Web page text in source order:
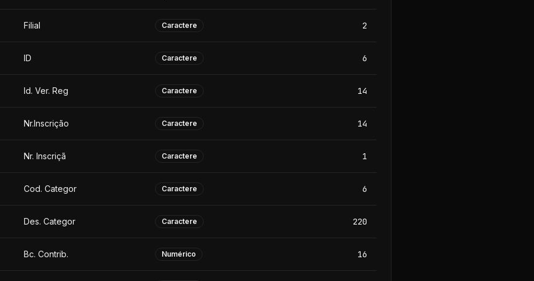
Filial Caractere 2
ID Caractere 6
Id. Ver. Reg Caractere 14
Nr.Inscrição Caractere 14
Nr. Inscriçã Caractere 1
Cod. Categor Caractere 6
Des. Categor Caractere 220
Bc. Contrib. Numérico 16